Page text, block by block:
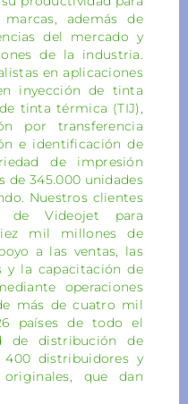
además de
del mercado y
de la industria.
en aplicaciones
inyección de tinta
tinta térmica (TIJ),
por transferencia
e identificación de
de impresión
de 345.000 unidades
Nuestros clientes
de Videojet para
mil millones de
a las ventas, las
y la capacitación de
operaciones
más de cuatro mil
países de todo el
de distribución de
distribuidores y
que dan